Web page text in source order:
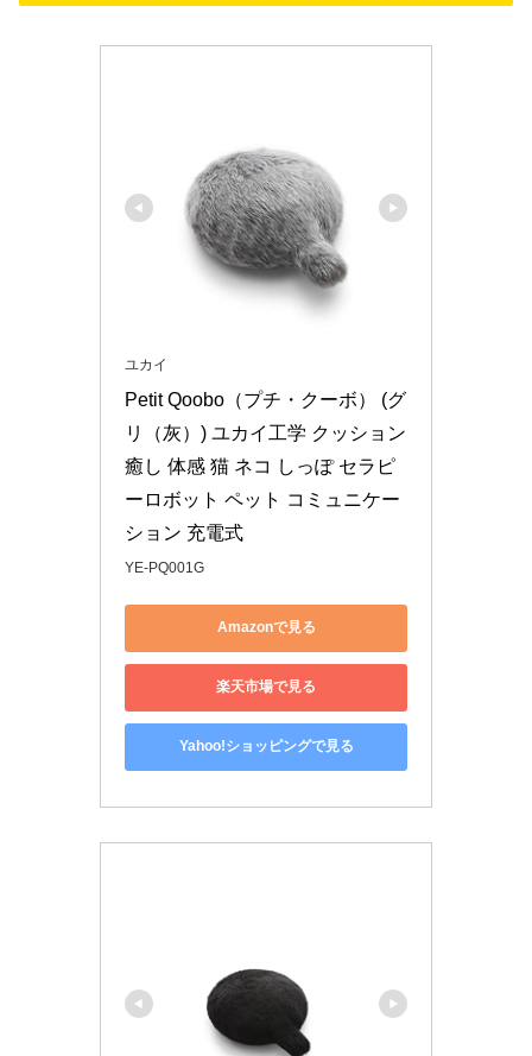
ユカイ
Petit Qoobo（プチ・クーボ） (グ
リ（灰）) ユカイ工学 クッション
癒し 体感 猫 ネコ しっぽ セラピ
ーロボット ペット コミュニケー
ション 充電式
YE-PQ001G
Amazonで見る
楽天市場で見る
Yahoo!ショッピングで見る